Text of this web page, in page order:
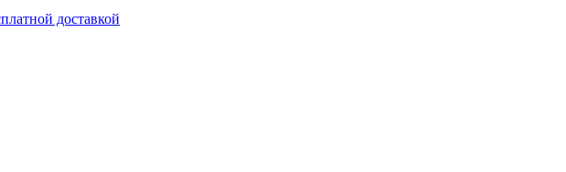
доставкой